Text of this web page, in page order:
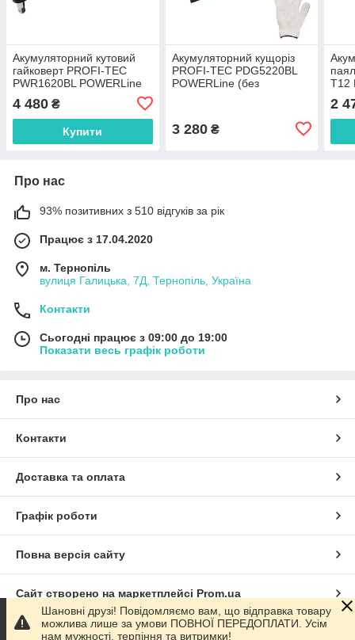
Акумуляторний кутовий
гайковерт PROFI-TEC
PWR1620BL POWERLine
зарядного пристрою)
4 480 ₴
Купити
Акумуляторний кущоріз
PROFI-TEC PDG5220BL
POWERLine (без
3 280₴
T12
2
Про нас
93% позитивних з 510 відгуків за рік
Працює з 17.04.2020
м. Тернопіль
вулиця Галицька, 7Д, Тернопіль, Україна
Контакти
Сьогодні працює з 09:00 до 19:00
Показати весь графік роботи
Про нас
Контакти
Доставка та оплата
Графік роботи
Повна версія сайту
Сайт створено на маркетплейсі Prom.ua
Політика конфіденційності
Шановні друзі! Повідомляємо вам, що відправка товару
можлива лише за умови ПОВНОЇ ПЕРЕДОПЛАТИ. Усім
нам мужності, терпіння та витримки!